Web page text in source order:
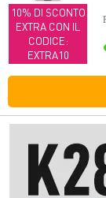
10% DI SCONTO
EXTRA CON IL
CODICE:
EXTRA10